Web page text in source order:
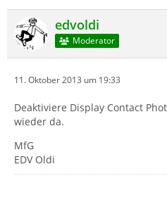
edvoldi
Moderator
11. Oktober 2013 um 19:33
Deaktiviere Display Contact
wieder da.
MfG
EDV Oldi